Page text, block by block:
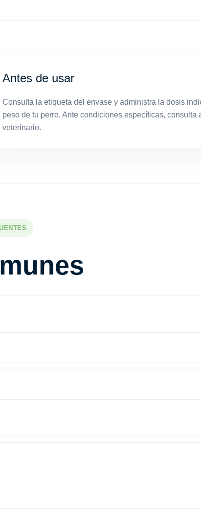
Antes de usar
Consulta la etiqueta del envase y administra la dosis
peso de tu perro. Ante condiciones específicas, consulta
veterinario.